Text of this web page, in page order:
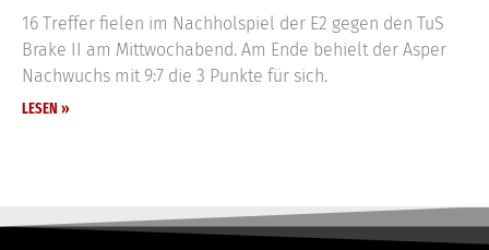
16 Treffer fielen im Nachholspiel der E2 gegen den TuS
Brake II am Mittwochabend. Am Ende behielt der Asper
Nachwuchs mit 9:7 die 3 Punkte für sich.
LESEN »